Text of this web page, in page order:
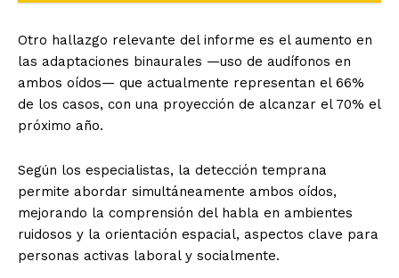
Otro hallazgo relevante del informe es el aumento en
las adaptaciones binaurales —uso de audífonos en
ambos oídos— que actualmente representan el 66%
de los casos, con una proyección de alcanzar el 70% el
próximo año.
Según los especialistas, la detección temprana
permite abordar simultáneamente ambos oídos,
mejorando la comprensión del habla en ambientes
ruidosos y la orientación espacial, aspectos clave para
personas activas laboral y socialmente.